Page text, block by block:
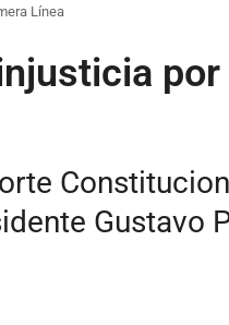
Línea
Gustavo